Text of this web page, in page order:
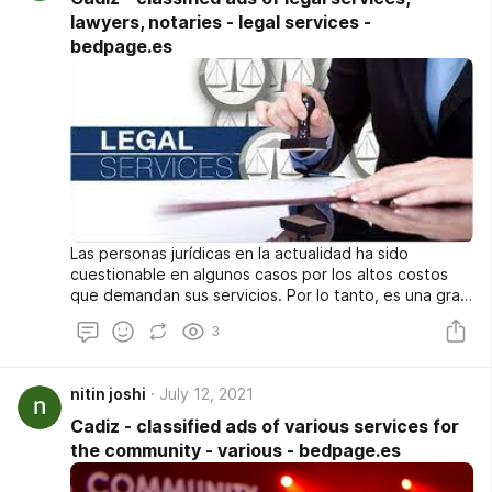
negocio rentable en Internet contratando un servicio
comercial en Internet que se adapte a sus
necesidades. Así es como aprendí de la manera más
difícil a encontrar un servicio comercial de Internet
ideal Cadiz, servicios...
lawyers, notaries - legal services -
bedpage.es
Las personas jurídicas en la actualidad ha sido
cuestionable en algunos casos por los altos costos
que demandan sus servicios. Por lo tanto, es una gran
vista de los servicios legales, ya que permite que
abogado que sea particularmente experto en el
campo que se requiere y hace que la comunicación
sea mucho más fácil y económica.
3
nitin joshi July 12, 2021
Cadiz - classified ads of various services for
the community - various - bedpage.es